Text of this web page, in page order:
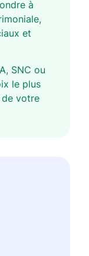
à
et
SNC ou
le plus
votre